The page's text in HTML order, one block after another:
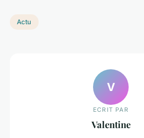
Actu
V
ECRIT PAR
Valentine